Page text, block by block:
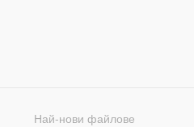
Най-нови файлове